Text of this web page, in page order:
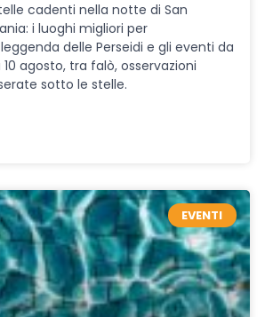
cadenti nella notte di San
i luoghi migliori per
leggenda delle Perseidi e gli eventi da
agosto, tra falò, osservazioni
sotto le stelle.
EVENTI